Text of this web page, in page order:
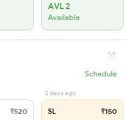
AVL 2
Available
Schedule
₹520
2 days ago
SL ₹150